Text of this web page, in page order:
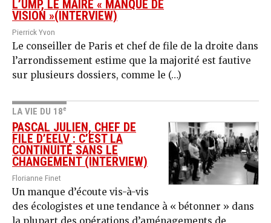
L’UMP, LE MAIRE « MANQUE DE
VISION »(INTERVIEW)
Pierrick Yvon
Le conseiller de Paris et chef de file de la droite dans
l’arrondissement estime que la majorité est fautive
sur plusieurs dossiers, comme le (…)
LA VIE DU 18e
PASCAL JULIEN, CHEF DE
FILE D’EELV : C’EST LA
CONTINUITÉ SANS LE
CHANGEMENT (INTERVIEW)
Florianne Finet
Un manque d’écoute vis-à-vis
des écologistes et une tendance à « bétonner » dans